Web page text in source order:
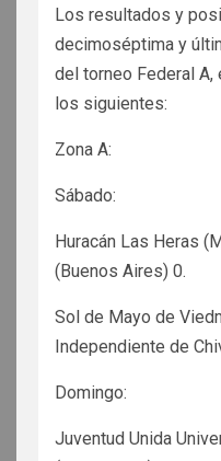
Los resultados y
decimoséptima y
del torneo Federal
los siguientes:
Zona A:
Sábado:
Huracán Las Heras
(Buenos Aires) 0.
Sol de Mayo de
Independiente de
Domingo:
Juventud Unida